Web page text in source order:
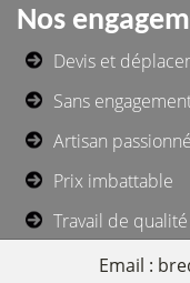
Nos
Devis et
Sans
Artisan passionné
Prix imbattable
Travail de qualité
Email :